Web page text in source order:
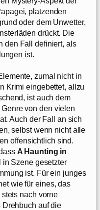
platzenden
oder dem Unwetter,
drückt. Die
den Fall definiert, als
ist.
zumal nicht in
Krimi eingebettet, allzu
ist auch dem
von den vielen
Auch der Fall an sich
selbst wenn nicht alle
offensichtlich sind.
A Haunting in
Szene gesetzter
ist. Für ein junges
wie für eines, das
nach vorne
Drehbuch auf die